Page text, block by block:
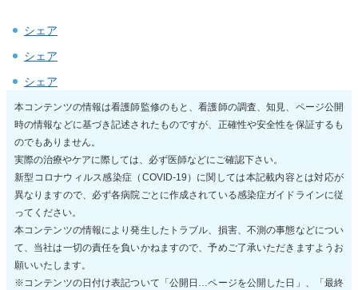
シェア
シェア
シェア
本コンテンツの情報は看護師監修のもと、看護師の調査、知見、ページ公開
時の情報などに基づき記述されたものですが、正確性や安全性を保証するも
のでもありません。
実際の治療やケアに際しては、必ず医師などにご確認下さい。
新型コロナウィルス感染症（COVID-19）に関しては本記載内容とは対応が
異なりますので、必ず各病院ごとに作成されている感染症ガイドラインに従
ってください。
本コンテンツの情報により発生したトラブル、損害、不測の事態などについ
て、当社は一切の責任を負いかねますので、予めご了承いただきますようお
願いいたします。
※コンテンツの日付け表記ついて「公開日…ページを公開した日」、「最終